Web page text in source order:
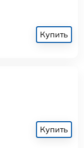
Купить
Купить